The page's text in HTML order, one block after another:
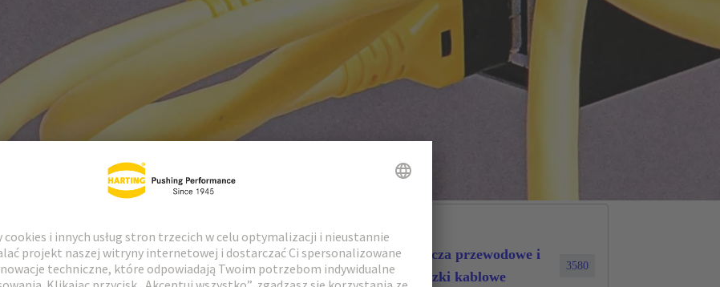
7125 Przepusty panelowe 517
Złącza przewodowe i
wiązki kablowe
3580